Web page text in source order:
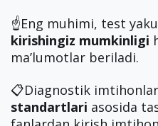
☝️Eng muhimi, test
kirishingiz mumkinligi
ma’lumotlar beriladi.
📋Diagnostik
standartlari asosida